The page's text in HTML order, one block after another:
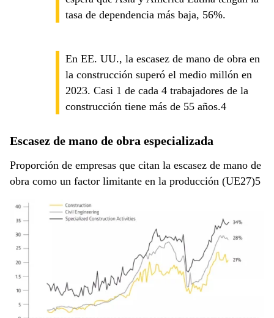
tasa de dependencia más baja, 56%.
En EE. UU., la escasez de mano de obra en
la construcción superó el medio millón en
2023. Casi 1 de cada 4 trabajadores de la
construcción tiene más de 55 años.4
Escasez de mano de obra especializada
Proporción de empresas que citan la escasez de mano de
obra como un factor limitante en la producción (UE27)5